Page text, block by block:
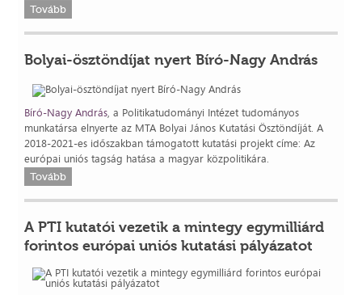
Tovább
Bolyai-ösztöndíjat nyert Bíró-Nagy András
Bíró-Nagy András, a Politikatudományi Intézet tudományos
munkatársa elnyerte az MTA Bolyai János Kutatási Ösztöndíját. A
2018-2021-es időszakban támogatott kutatási projekt címe: Az
európai uniós tagság hatása a magyar közpolitikára.
Tovább
A PTI kutatói vezetik a mintegy egymilliárd
forintos európai uniós kutatási pályázatot